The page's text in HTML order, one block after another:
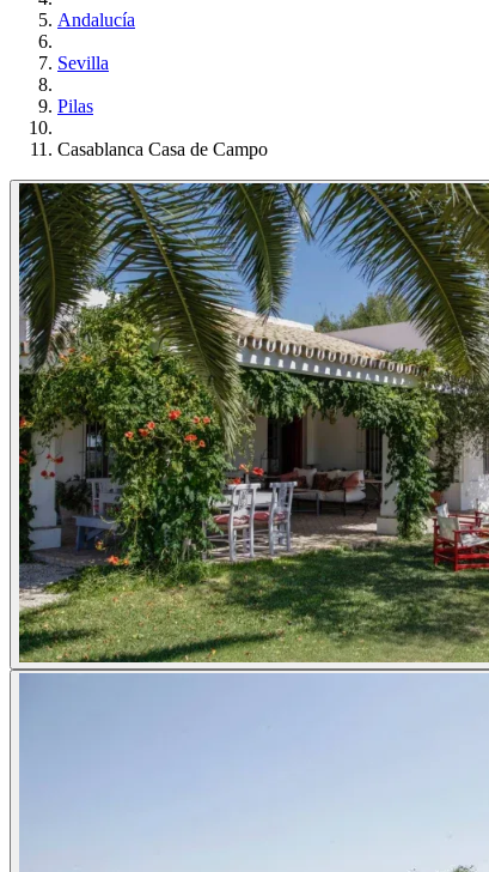
Andalucía
Sevilla
Pilas
Casablanca Casa de Campo